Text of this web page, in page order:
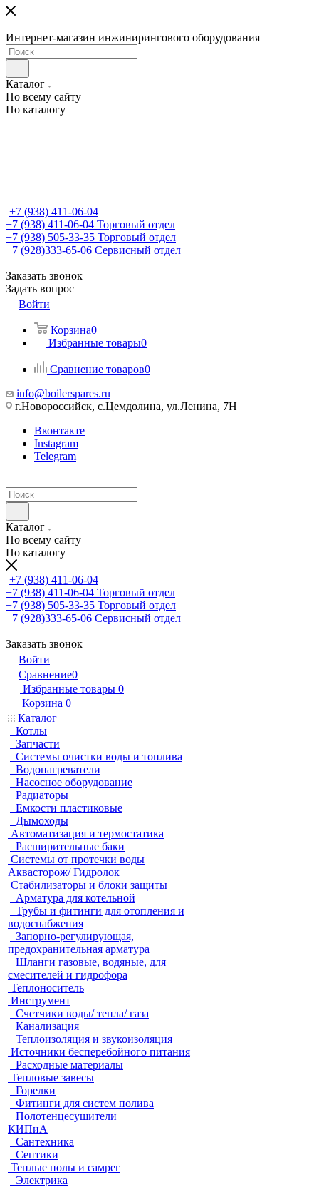
Интернет-магазин инжинирингового оборудования
Каталог
По всему сайту
По каталогу
+7 (938) 411-06-04
+7 (938) 411-06-04 Торговый отдел
+7 (938) 505-33-35 Торговый отдел
+7 (928)333-65-06 Сервисный отдел
Заказать звонок
Задать вопрос
Войти
Корзина0
Избранные товары0
Сравнение товаров0
info@boilerspares.ru
г.Новороссийск, с.Цемдолина, ул.Ленина, 7Н
Вконтакте
Instagram
Telegram
Каталог
По всему сайту
По каталогу
+7 (938) 411-06-04
+7 (938) 411-06-04 Торговый отдел
+7 (938) 505-33-35 Торговый отдел
+7 (928)333-65-06 Сервисный отдел
Заказать звонок
Войти
Сравнение0
Избранные товары 0
Корзина 0
Каталог
Котлы
Запчасти
Системы очистки воды и топлива
Водонагреватели
Насосное оборудование
Радиаторы
Емкости пластиковые
Дымоходы
Автоматизация и термостатика
Расширительные баки
Системы от протечки воды
Аквасторож/ Гидролок
Стабилизаторы и блоки защиты
Арматура для котельной
Трубы и фитинги для отопления и
водоснабжения
Запорно-регулирующая,
предохранительная арматура
Шланги газовые, водяные, для
смесителей и гидрофора
Теплоноситель
Инструмент
Счетчики воды/ тепла/ газа
Канализация
Теплоизоляция и звукоизоляция
Источники бесперебойного питания
Расходные материалы
Тепловые завесы
Горелки
Фитинги для систем полива
Полотенцесушители
КИПиА
Сантехника
Септики
Теплые полы и самрег
Электрика